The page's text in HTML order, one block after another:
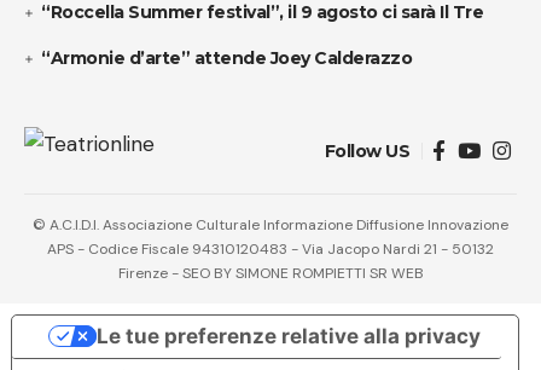
“Roccella Summer festival”, il 9 agosto ci sarà Il Tre
“Armonie d’arte” attende Joey Calderazzo
Follow US
© A.C.I.D.I. Associazione Culturale Informazione Diffusione Innovazione
APS - Codice Fiscale 94310120483 - Via Jacopo Nardi 21 - 50132
Firenze - SEO BY SIMONE ROMPIETTI SR WEB
Le tue preferenze relative alla privacy